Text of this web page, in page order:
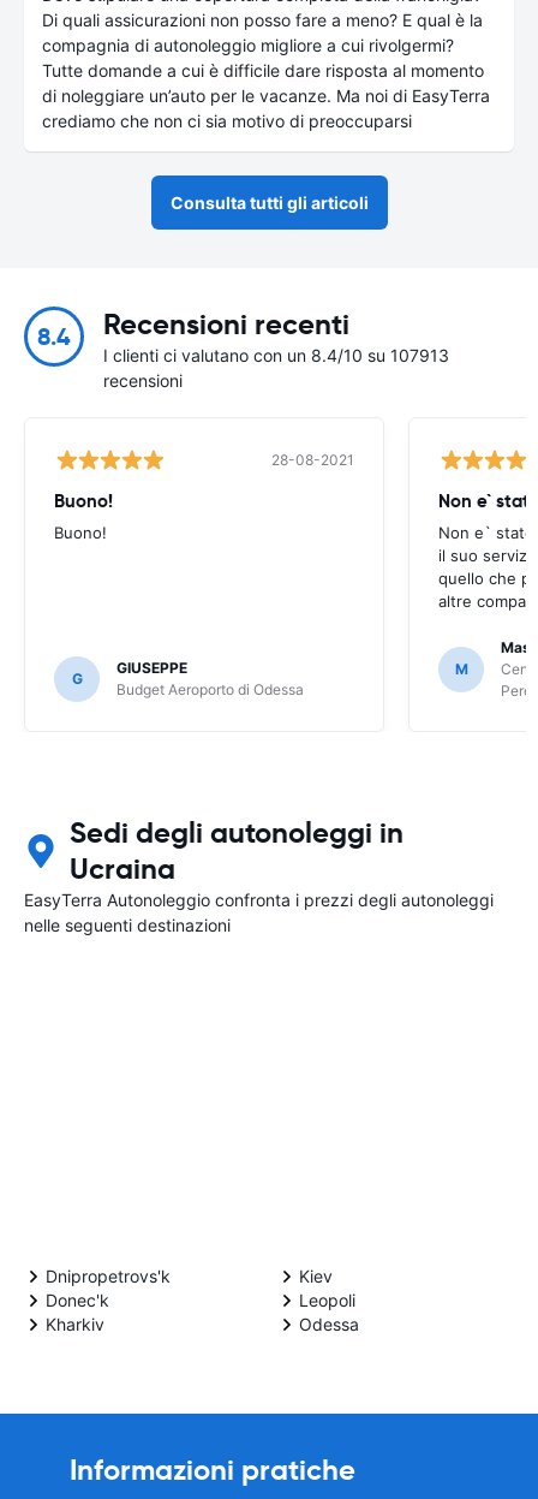
Di quali assicurazioni non posso fare a meno? E qual è la
compagnia di autonoleggio migliore a cui rivolgermi?
Tutte domande a cui è difficile dare risposta al momento
di noleggiare un’auto per le vacanze. Ma noi di EasyTerra
crediamo che non ci sia motivo di preoccuparsi
Consulta tutti gli articoli
8.4 Recensioni recenti
I clienti ci valutano con un 8.4/10 su 107913
recensioni
28-08-2021
Buono!
Buono!
G
GIUSEPPE
Budget Aeroporto di Odessa
Non e`
Non e` stato
il suo
quello che
altre
M
Sedi degli autonoleggi in
Ucraina
EasyTerra Autonoleggio confronta i prezzi degli autonoleggi
nelle seguenti destinazioni
Dnipropetrovs'k
Donec'k
Kharkiv
Kiev
Leopoli
Odessa
Informazioni pratiche